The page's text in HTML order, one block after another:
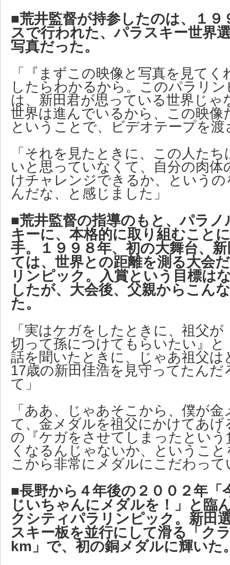
■荒井監督が持参したのは、１９
スで行われた、パラスキー世界
写真だった。
「『まずこの映像と写真を見て
したらわかるから。このパラリ
は、新田君が思っている世界じゃ
世界は進んでいるから、この映像
ということで、ビデオテープを渡
「それを見たときに、この人た
いと思っていなくて、自分の肉体
けチャレンジできるか、という
んだな、と感じました」
■荒井監督の指導のもと、パラ
キーに、本格的に取り組むこと
手。１９９８年、初の大舞台、
ては、世界との距離を測る大会
リンピック。入賞という目標は
したが、大会後、父親からこん
た。
「実はケガをしたときに、祖父
切って孫につけてもらいたい』と
話を聞いたときに、じゃあ祖父は
17歳の新田佳浩を見守ってたんだ
て」
「ああ、じゃあそこから、僕が
て、金メダルを祖父にかけてあげ
の『ケガをさせてしまったという
くなるんじゃないか、というこ
こから非常にメダルにこだわっ
■長野から４年後の２００２年「
じいちゃんにメダルを！」と臨
クシティパラリンピック。新田
スキー板を並行にして滑る「ク
km」で、初の銅メダルに輝いた